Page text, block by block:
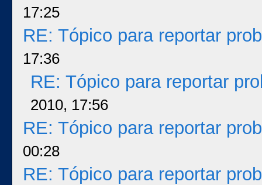
17:25
RE: Tópico para reportar
17:36
RE: Tópico para reportar
2010, 17:56
RE: Tópico para reportar
00:28
RE: Tópico para reportar